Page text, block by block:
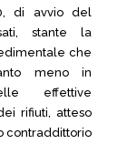
di avvio del
stante la
che
meno in
effettive
rifiuti, atteso
contraddittorio